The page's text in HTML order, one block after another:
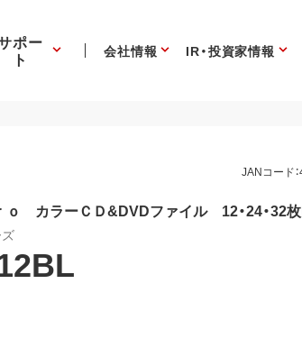
ポー
ト 会社情報 IR・投資家情報
JANコード
ｏ カラーＣＤ&DVDファイル 12・24・32